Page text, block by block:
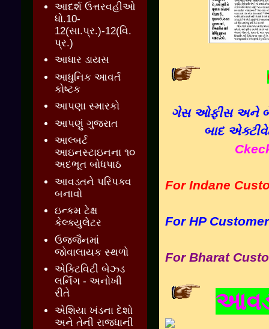
ગેસ ઓફીસ અને
બાદ
For Indane
For HP
For Bharat
આદર્શ ઉત્તરવહીઓ
ધો.10-
12(સા.પ્ર.)-12(વિ.
પ્ર.)
આધાર ડાયસ
આધુનિક આવર્ત
કોષ્ટક
આપણા સ્મારકો
આપણું ગુજરાત
આલ્બર્ટ
આઇનસ્ટાઇનના ૧૦
અદભૂત બોધપાઠ
આવડતને પરિપક્વ
બનાવો
ઇન્કમ ટેક્ષ
કેલ્ક્યુલેટર
ઉજ્જૈનમાં
જોવાલાયક સ્થળો
એક્ટિવિટી બેઝ્ડ
લર્નિંગ - અનોખી
રીતે
એશિયા ખંડના દેશો
અને તેની રાજધાની